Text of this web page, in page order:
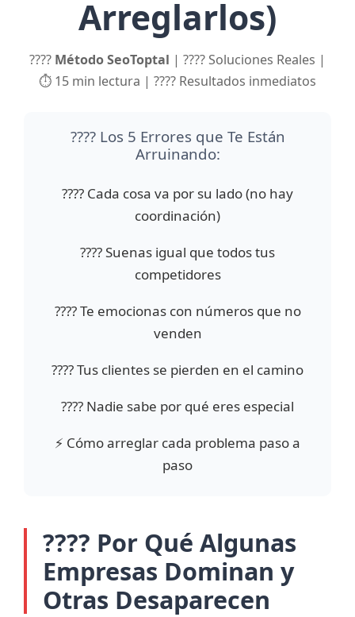
Arreglarlos)
???? Método SeoToptal | ???? Soluciones Reales |
⏱️ 15 min lectura | ???? Resultados inmediatos
???? Los 5 Errores que Te Están
Arruinando:
???? Cada cosa va por su lado (no hay
coordinación)
???? Suenas igual que todos tus
competidores
???? Te emocionas con números que no
venden
????️ Tus clientes se pierden en el camino
???? Nadie sabe por qué eres especial
⚡ Cómo arreglar cada problema paso a
paso
???? Por Qué Algunas
Empresas Dominan y
Otras Desaparecen